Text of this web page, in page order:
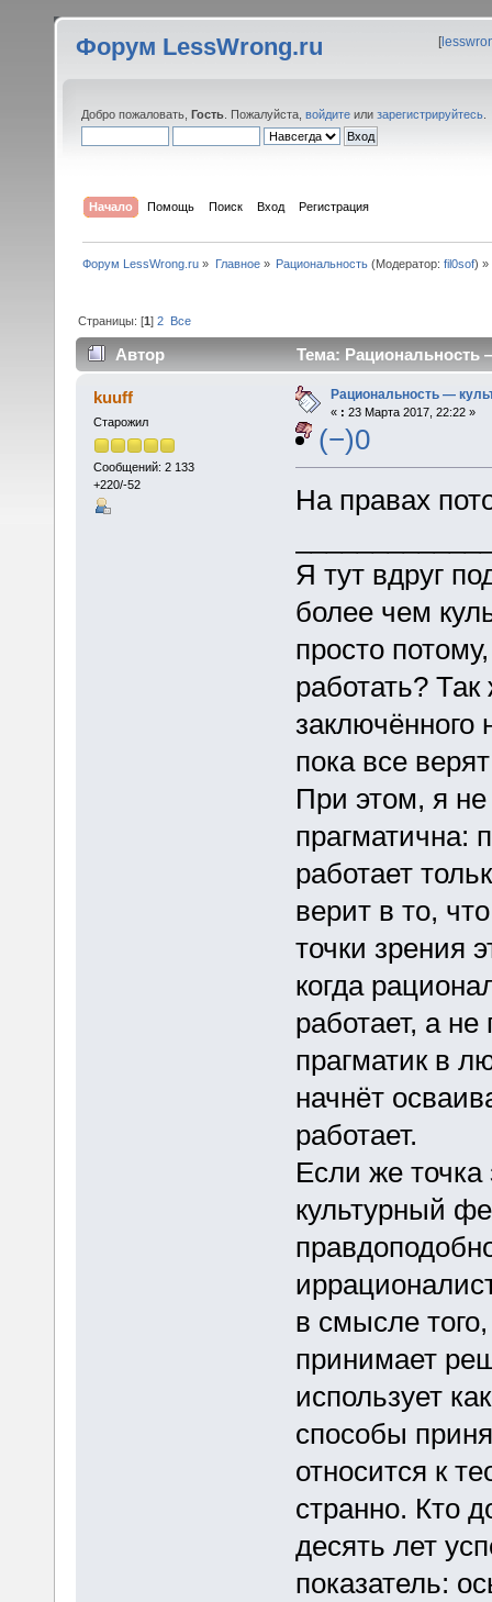
Форум LessWrong.ru [
Добро пожаловать, Гость . Пожалуйста, войдите или зарегистрируйтесь
Начало Помощь Поиск Вход Регистрация
Форум LessWrong.ru » Главное» Рациональность(Модератор: fil0sof) »
Страницы: [1]2 Все
Автор Тема: Рациональность
kuuff
Старожил
Сообщений: 2 133
+220/-52
Рациональность —
« : 23 Марта 2017, 22:22 »
(−)0
На правах
Я тут вдруг
более чем
просто
работать?
заключённого
пока все
При этом, я не
прагматична:
работает
верит в то,
точки зрения
когда
работает, а не
прагматик в
начнёт
работает.
Если же точка
культурный
в смысле
принимает
использует
способы
относится к
странно. Кто
десять лет
показатель: